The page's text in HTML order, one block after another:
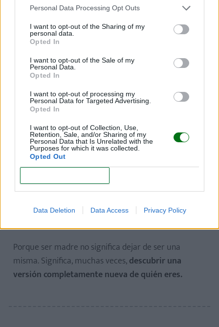
Personal Data Processing Opt Outs
I want to opt-out of the Sharing of my
personal data.
Opted In
I want to opt-out of the Sale of my
Personal Data.
Opted In
I want to opt-out of processing my
Personal Data for Targeted Advertising.
Opted In
I want to opt-out of Collection, Use,
Retention, Sale, and/or Sharing of my
Personal Data that Is Unrelated with the
Purposes for which it was collected.
Opted Out
Data Deletion Data Access Privacy Policy
Una reflexión con la que muchas
madres se han sentido reflejadas
Probablemente, ahí está la razón por la que las
palabras de Ellen Pompeo han emocionado tanto.
Porque ponen nombre a una sensación que muchas
mujeres experimentan al convertirse en madres:
lugares a la vez.
La maternidad transforma prioridades, emociones y
también la forma de relacionarse con una misma. Y
aunque a veces implique renunciar a llegar a todo
proceso una fortaleza, una sensibilidad y una
capacidad de adaptación que no sabían que tenían.
Porque ser madre no significa dejar de ser una
misma. Significa, muchas veces,descubrir una
versión completamente nueva de quién eres.